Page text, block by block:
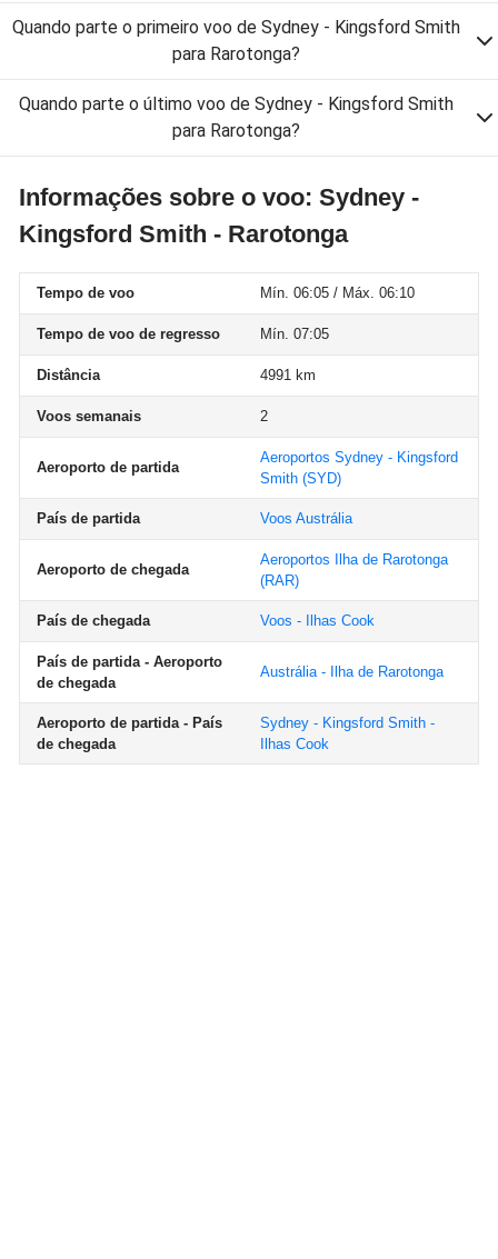
Quando parte o primeiro voo de Sydney - Kingsford Smith
para Rarotonga?
Quando parte o último voo de Sydney - Kingsford Smith
para Rarotonga?
Informações sobre o voo: Sydney -
Kingsford Smith - Rarotonga
Tempo de voo Mín. 06:05 / Máx. 06:10
Tempo de voo de regresso Mín. 07:05
Distância 4991 km
Voos semanais 2
Aeroporto de partida
Aeroportos Sydney - Kingsford
Smith (SYD)
País de partida Voos Austrália
Aeroporto de chegada
Aeroportos Ilha de Rarotonga
(RAR)
País de chegada Voos - Ilhas Cook
País de partida - Aeroporto
de chegada
Austrália - Ilha de Rarotonga
Aeroporto de partida - País
de chegada
Sydney - Kingsford Smith -
Ilhas Cook